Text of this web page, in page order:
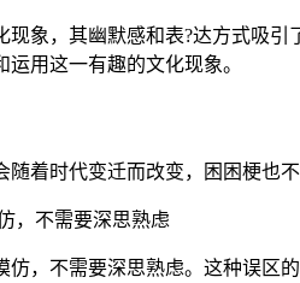
现象，其幽默感和表?达方式吸
用这一有趣的文化现象。
着时代变迁而改变，困困梗也
，不需要深思熟虑
，不需要深思熟虑。这种误区